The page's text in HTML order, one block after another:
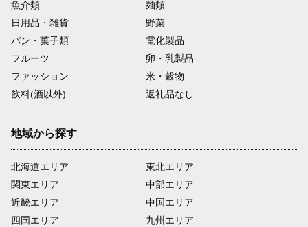
魚介類
麺類
日用品・雑貨
野菜
パン・菓子類
電化製品
フルーツ
卵・乳製品
ファッション
米・穀物
飲料(酒以外)
返礼品なし
地域から探す
北海道エリア
関東エリア
近畿エリア
四国エリア
東北エリア
中部エリア
中国エリア
九州エリア